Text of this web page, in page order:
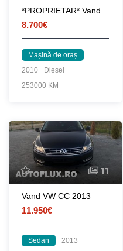
8.700€
Mașină de oraș
2010
Diesel
253000 KM
11
Vand VW CC 2013
11.950€
Sedan
2013